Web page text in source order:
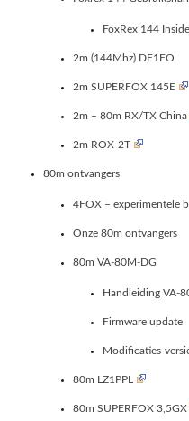
FoxRex 144 Inside
2m (144Mhz) DF1FO
2m SUPERFOX 145E
2m – 80m RX/TX China
2m ROX-2T
80m ontvangers
4FOX – experimentele
Onze 80m ontvangers
80m VA-80M-DG
Handleiding VA-
Firmware update
Modificaties-
80m LZ1PPL
80m SUPERFOX 3,5GX